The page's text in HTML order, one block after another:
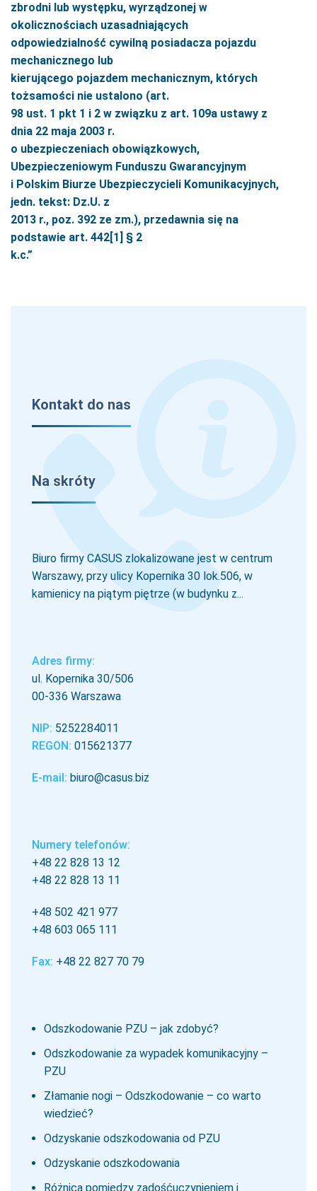
zbrodni lub występku, wyrządzonej w
okolicznościach uzasadniających
odpowiedzialność cywilną posiadacza pojazdu
mechanicznego lub
kierującego pojazdem mechanicznym, których
tożsamości nie ustalono (art.
98 ust. 1 pkt 1 i 2 w związku z art. 109a ustawy z
dnia 22 maja 2003 r.
o ubezpieczeniach obowiązkowych,
Ubezpieczeniowym Funduszu Gwarancyjnym
i Polskim Biurze Ubezpieczycieli Komunikacyjnych,
jedn. tekst: Dz.U. z
2013 r., poz. 392 ze zm.), przedawnia się na
podstawie art. 442[1] § 2
k.c.”
Kontakt do nas
Na skróty
Biuro firmy CASUS zlokalizowane jest w centrum
Warszawy, przy ulicy Kopernika 30 lok.506, w
kamienicy na piątym piętrze (w budynku z...
Adres firmy:
ul. Kopernika 30/506
00-336 Warszawa
NIP: 5252284011
REGON: 015621377
E-mail: biuro@casus.biz
Numery telefonów:
+48 22 828 13 12
+48 22 828 13 11
+48 502 421 977
+48 603 065 111
Fax: +48 22 827 70 79
Odszkodowanie PZU – jak zdobyć?
Odszkodowanie za wypadek komunikacyjny –
PZU
Złamanie nogi – Odszkodowanie – co warto
wiedzieć?
Odzyskanie odszkodowania od PZU
Odzyskanie odszkodowania
Różnica pomiędzy zadośćuczynieniem i